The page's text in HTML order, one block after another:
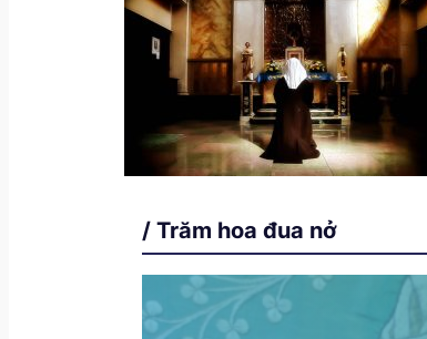
/ Trăm hoa đua nở